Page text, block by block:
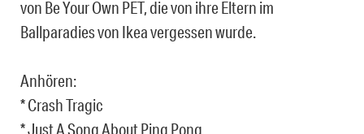
von Be Your Own PET, die von ihre Eltern im
Ballparadies von Ikea vergessen wurde.
Anhören:
* Crash Tragic
* Just A Song About Ping Pong